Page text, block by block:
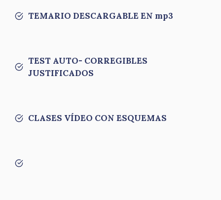
TEMARIO DESCARGABLE EN mp3
TEST AUTO- CORREGIBLES
JUSTIFICADOS
CLASES VÍDEO CON ESQUEMAS